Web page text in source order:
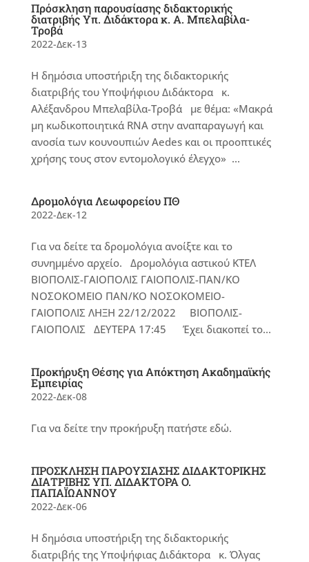
Πρόσκληση παρουσίασης διδακτορικής
διατριβής Υπ. Διδάκτορα κ. Α. Μπελαβίλα-
Τροβά
2022-Δεκ-13
Η δημόσια υποστήριξη της διδακτορικής
διατριβής του Υποψήφιου Διδάκτορα κ.
Αλέξανδρου Μπελαβίλα-Τροβά με θέμα: «Μακρά
μη κωδικοποιητικά RNA στην αναπαραγωγή και
ανοσία των κουνουπιών Aedes και οι προοπτικές
χρήσης τους στον εντομολογικό έλεγχο» ...
Δρομολόγια Λεωφορείου ΠΘ
2022-Δεκ-12
Για να δείτε τα δρομολόγια ανοίξτε και το
συνημμένο αρχείο. Δρομολόγια αστικού ΚΤΕΛ
ΒΙΟΠΟΛΙΣ-ΓΑΙΟΠΟΛΙΣ ΓΑΙΟΠΟΛΙΣ-ΠΑΝ/ΚΟ
ΝΟΣΟΚΟΜΕΙΟ ΠΑΝ/ΚΟ ΝΟΣΟΚΟΜΕΙΟ-
ΓΑΙΟΠΟΛΙΣ ΛΗΞΗ 22/12/2022 ΒΙΟΠΟΛΙΣ-
ΓΑΙΟΠΟΛΙΣ ΔΕΥΤΕΡΑ 17:45 Έχει διακοπεί το...
Προκήρυξη Θέσης για Απόκτηση Ακαδημαϊκής
Εμπειρίας
2022-Δεκ-08
Για να δείτε την προκήρυξη πατήστε εδώ.
ΠΡΟΣΚΛΗΣΗ ΠΑΡΟΥΣΙΑΣΗΣ ΔΙΔΑΚΤΟΡΙΚΗΣ
ΔΙΑΤΡΙΒΗΣ ΥΠ. ΔΙΔΑΚΤΟΡΑ Ο.
ΠΑΠΑΪΩΑΝΝΟΥ
2022-Δεκ-06
Η δημόσια υποστήριξη της διδακτορικής
διατριβής της Υποψήφιας Διδάκτορα κ. Όλγας